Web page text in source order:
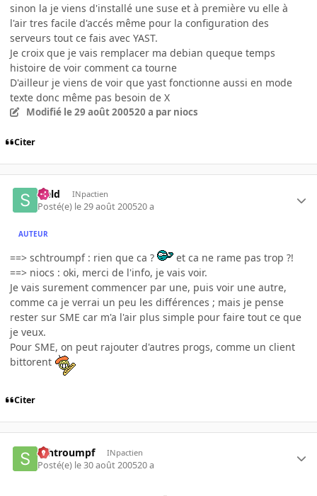
sinon la je viens d'installé une suse et à première vu elle à
l'air tres facile d'accés même pour la configuration des
serveurs tout ce fais avec YAST.
Je croix que je vais remplacer ma debian queque temps
histoire de voir comment ca tourne
D'ailleur je viens de voir que yast fonctionne aussi en mode
texte donc même pas besoin de X
Modifié le 29 août 200520 a par niocs
Citer
sield INpactien
Posté(e) le 29 août 200520 a
AUTEUR
==> schtroumpf : rien que ca ?
et ca ne rame pas trop ?!
==> niocs : oki, merci de l'info, je vais voir.
Je vais surement commencer par une, puis voir une autre,
comme ca je verrai un peu les différences ; mais je pense
rester sur SME car m'a l'air plus simple pour faire tout ce que
je veux.
Pour SME, on peut rajouter d'autres progs, comme un client
bittorent
Citer
schtroumpf INpactien
Posté(e) le 30 août 200520 a